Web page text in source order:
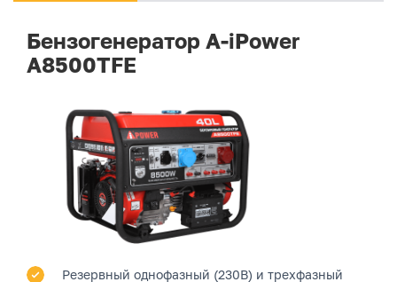
Бензогенератор A-iPower
A8500TFE
Резервный однофазный (230В) и трехфазный